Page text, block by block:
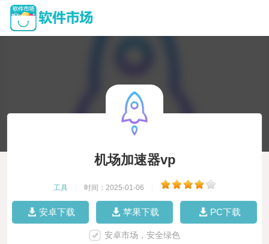
机场加速器vp
工具 时间：2025-01-06
安卓下载 苹果下载 PC下载
安卓市场，安全绿色